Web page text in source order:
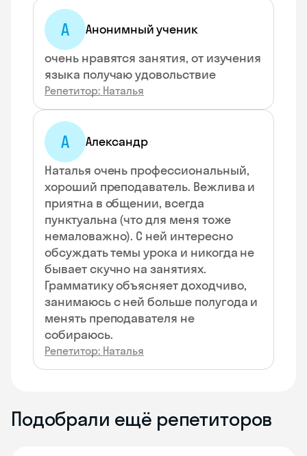
А
Анонимный ученик
очень нравятся занятия, от изучения
языка получаю удовольствие
Репетитор: Наталья
А
Александр
Наталья очень профессиональный,
хороший преподаватель. Вежлива и
приятна в общении, всегда
пунктуальна (что для меня тоже
немаловажно). С ней интересно
обсуждать темы урока и никогда не
бывает скучно на занятиях.
Грамматику объясняет доходчиво,
занимаюсь с ней больше полугода и
менять преподавателя не
собираюсь.
Репетитор: Наталья
Подобрали ещё репетиторов